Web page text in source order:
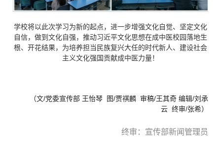
学校将以此次学习为新的起点，进一步增强文化自觉、坚定文化
自信，做到文化自强，推动习近平文化思想在成中医校园落地生
根、开花结果，为培养担当民族复兴大任的时代新人、建设社会
主义文化强国贡献成中医力量！
（文/党委宣传部 王怡琴 图/贾祺麟 审稿/王其奇 编辑/刘承
云 终审/张希）
终审：宣传部新闻管理员